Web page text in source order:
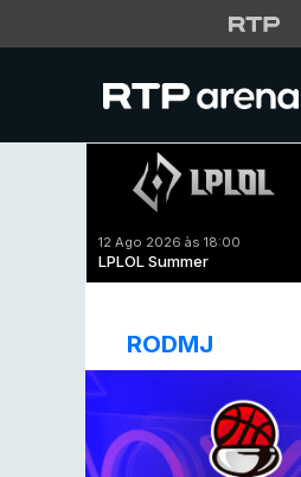
12 Ago 2026 às 18:00
LPLOL Summer
RODMJ